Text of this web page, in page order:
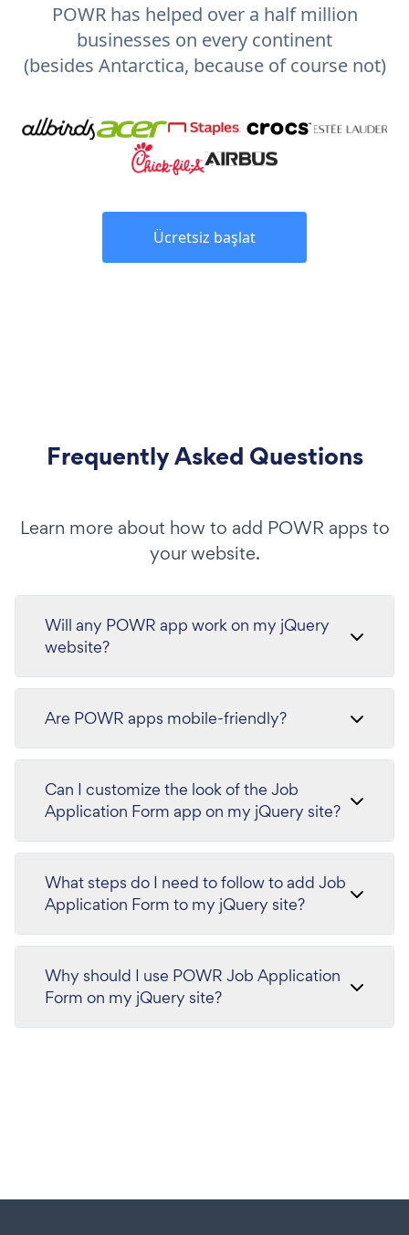
POWR has helped over a half million
businesses on every continent
(besides Antarctica, because of course not)
Ücretsiz başlat
Frequently Asked Questions
Learn more about how to add POWR apps to
your website.
Will any POWR app work on my jQuery
website?
Are POWR apps mobile-friendly?
Can I customize the look of the Job
Application Form app on my jQuery site?
What steps do I need to follow to add Job
Application Form to my jQuery site?
Why should I use POWR Job Application
Form on my jQuery site?